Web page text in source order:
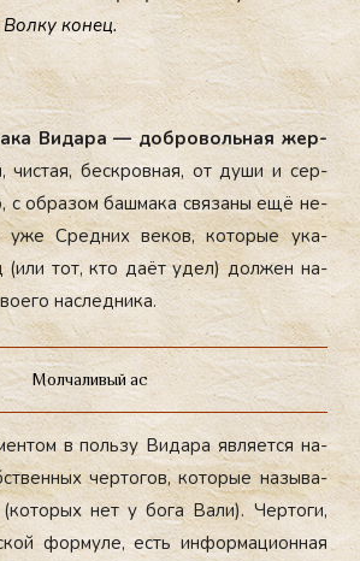
ко­нец.
Ви­дара — доб­ро­воль­ная жер­
, чис­тая, бес­кров­ная, от ду­ши и сер­
с об­ра­зом баш­ма­ка свя­заны ещё не­
уже Сред­них ве­ков, ко­торые ука­
(или тот, кто да­ёт удел) дол­жен на­
нас­ледни­ка.
Молчаливый ас
в поль­зу Ви­дара яв­ля­ет­ся на­
чер­то­гов, ко­торые на­зыва­
(ко­торых нет у бо­га Ва­ли). Чер­то­ги,
фор­му­ле, есть ин­форма­ци­он­ная